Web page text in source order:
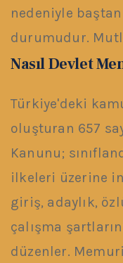
nedeniyle
durumudur.
Nasıl Devlet
Türkiye'deki
oluşturan 657
Kanunu;
ilkeleri üzerine
giriş, adaylık,
çalışma
düzenler.